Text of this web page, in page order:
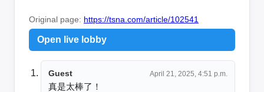
Original page: https://tsna.com/article/102541
Open live lobby
Guest April 21, 2025, 4:51 p.m.
真是太棒了！